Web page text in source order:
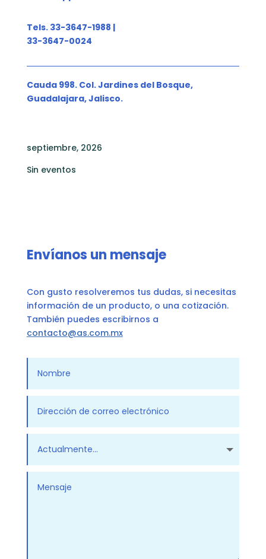
Tels. 33-3647-1988 |
33-3647-0024
Cauda 998. Col. Jardines del Bosque,
Guadalajara, Jalisco.
septiembre, 2026
Sin eventos
Envíanos un mensaje
Con gusto resolveremos tus dudas, si necesitas
información de un producto, o una cotización.
También puedes escribirnos a
contacto@as.com.mx